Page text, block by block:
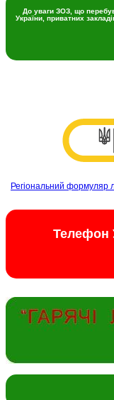
До уваги ЗОЗ, що
України, приватних
Регіональний формуляр
Телефон